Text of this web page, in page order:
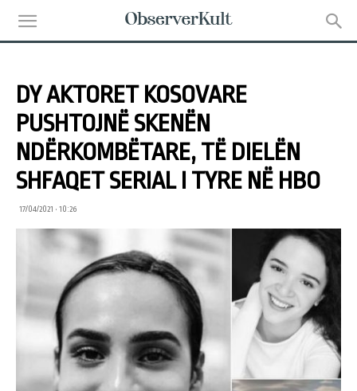
DY AKTORET KOSOVARE
PUSHTOJNË SKENËN
NDËRKOMBËTARE, TË DIELËN
SHFAQET SERIAL I TYRE NË HBO
17/04/2021 • 10:26